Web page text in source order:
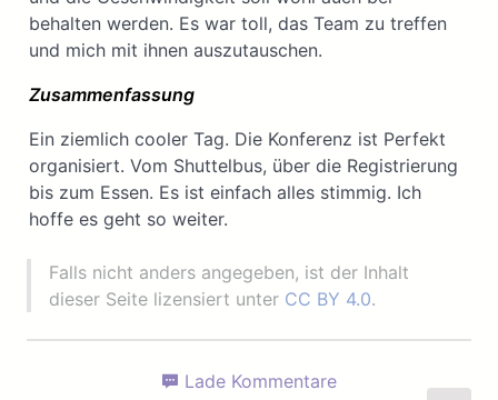
behalten werden. Es war toll, das Team zu treffen
und mich mit ihnen auszutauschen.
Zusammenfassung
Ein ziemlich cooler Tag. Die Konferenz ist Perfekt
organisiert. Vom Shuttelbus, über die Registrierung
bis zum Essen. Es ist einfach alles stimmig. Ich
hoffe es geht so weiter.
Falls nicht anders angegeben, ist der Inhalt
dieser Seite lizensiert unter CC BY 4.0.
Lade Kommentare